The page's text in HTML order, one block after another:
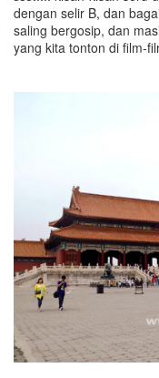
dengan selir B, dan
saling bergosip, dan
yang kita tonton di film-